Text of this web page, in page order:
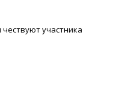
участника